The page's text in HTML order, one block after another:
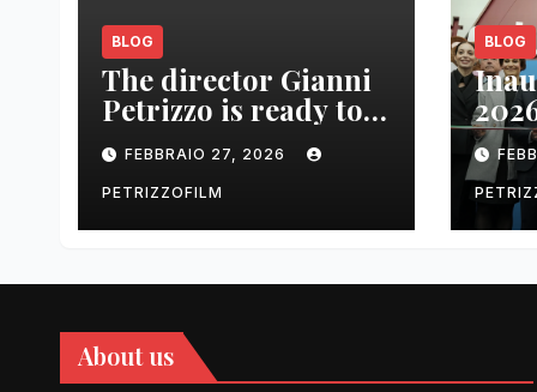
BLOG
The director Gianni
Petrizzo is ready to
tell Lessons in Love
FEBBRAIO 27, 2026
PETRIZZOFILM
BLOG
About us